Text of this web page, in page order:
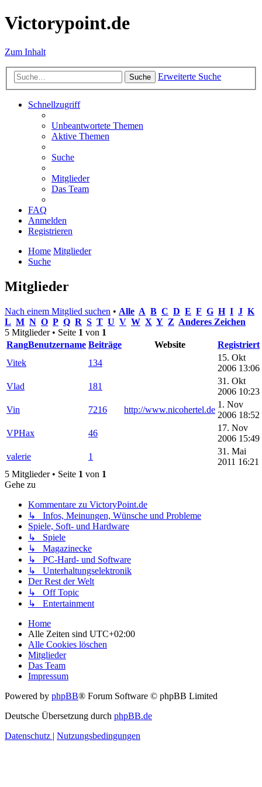
Victorypoint.de
Zum Inhalt
Suche Erweiterte Suche
Schnellzugriff
Unbeantwortete Themen
Aktive Themen
Suche
Mitglieder
Das Team
FAQ
Anmelden
Registrieren
Home Mitglieder
Suche
Mitglieder
Nach einem Mitglied suchen • Alle A B C D E F G H I J K
L M N O P Q R S T U V W X Y Z Anderes Zeichen
5 Mitglieder • Seite 1 von 1
RangBenutzername Beiträge Website
Registriert
Vitek
134
15. Okt
2006 13:06
Vlad
181
31. Okt
2006 10:23
Vin
7216 http://www.nicohertel.de
1. Nov
2006 18:52
VPHax
46
17. Nov
2006 15:49
valerie
1
31. Mai
2011 16:21
5 Mitglieder • Seite 1 von 1
Gehe zu
Kommentare zu VictoryPoint.de
↳ Infos, Meinungen, Wünsche und Probleme
Spiele, Soft- und Hardware
↳ Spiele
↳ Magazinecke
↳ PC-Hard- und Software
↳ Unterhaltungselektronik
Der Rest der Welt
↳ Off Topic
↳ Entertainment
Home
Alle Zeiten sind UTC+02:00
Alle Cookies löschen
Mitglieder
Das Team
Impressum
Powered by phpBB® Forum Software © phpBB Limited
Deutsche Übersetzung durch phpBB.de
Datenschutz | Nutzungsbedingungen